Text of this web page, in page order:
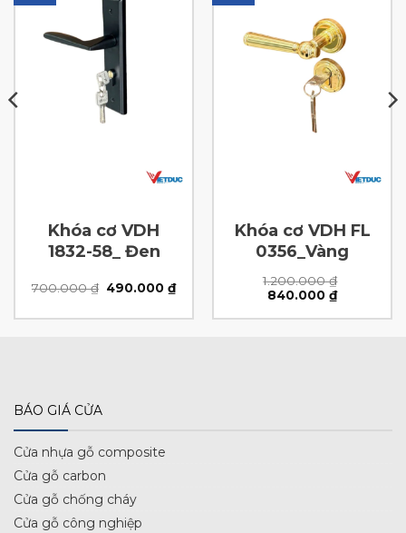
Khóa cơ VDH
1832-58_ Đen
700.000₫ Giá
là:
490.000₫Giá
tại
Khóa cơ VDH FL
0356_Vàng
1.200.000₫
Giá
là:
840.000 ₫Giá
tại
BÁO GIÁ CỬA
Cửa nhựa gỗ composite
Cửa gỗ carbon
Cửa gỗ chống cháy
Cửa gỗ công nghiệp